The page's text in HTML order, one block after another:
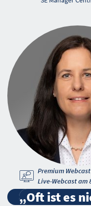
Premium Webcast
Live-Webcast am
„Oft ist es